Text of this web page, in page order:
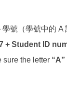
號（學號中的 A
+ Student ID
sure the letter